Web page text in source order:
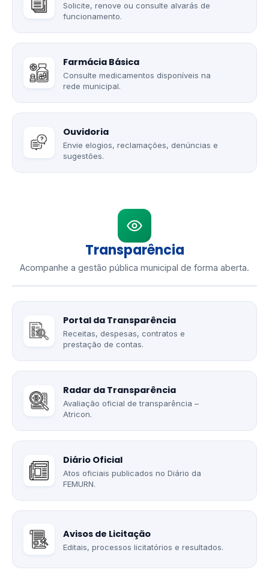
Solicite, renove ou consulte alvarás de
funcionamento.
Farmácia Básica
Consulte medicamentos disponíveis na
rede municipal.
Ouvidoria
Envie elogios, reclamações, denúncias e
sugestões.
Transparência
Acompanhe a gestão pública municipal de forma aberta.
Portal da Transparência
Receitas, despesas, contratos e
prestação de contas.
Radar da Transparência
Avaliação oficial de transparência –
Atricon.
Diário Oficial
Atos oficiais publicados no Diário da
FEMURN.
Avisos de Licitação
Editais, processos licitatórios e resultados.